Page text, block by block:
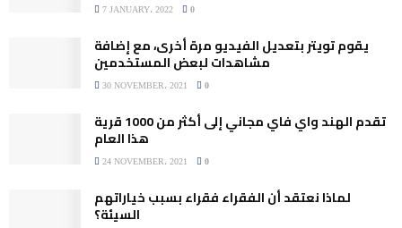
7 JANUARY، 2022 0
يقوم تويتر بتعديل الفيديو مرة أخرى، مع إضافة
مشاهدات لبعض المستخدمين
30 NOVEMBER، 2021 0
تقدم الهند واي فاي مجاني إلى أكثر من 1000 قرية
هذا العام
24 NOVEMBER، 2021 0
لماذا نعتقد أن الفقراء فقراء بسبب خياراتهم
السيئة؟